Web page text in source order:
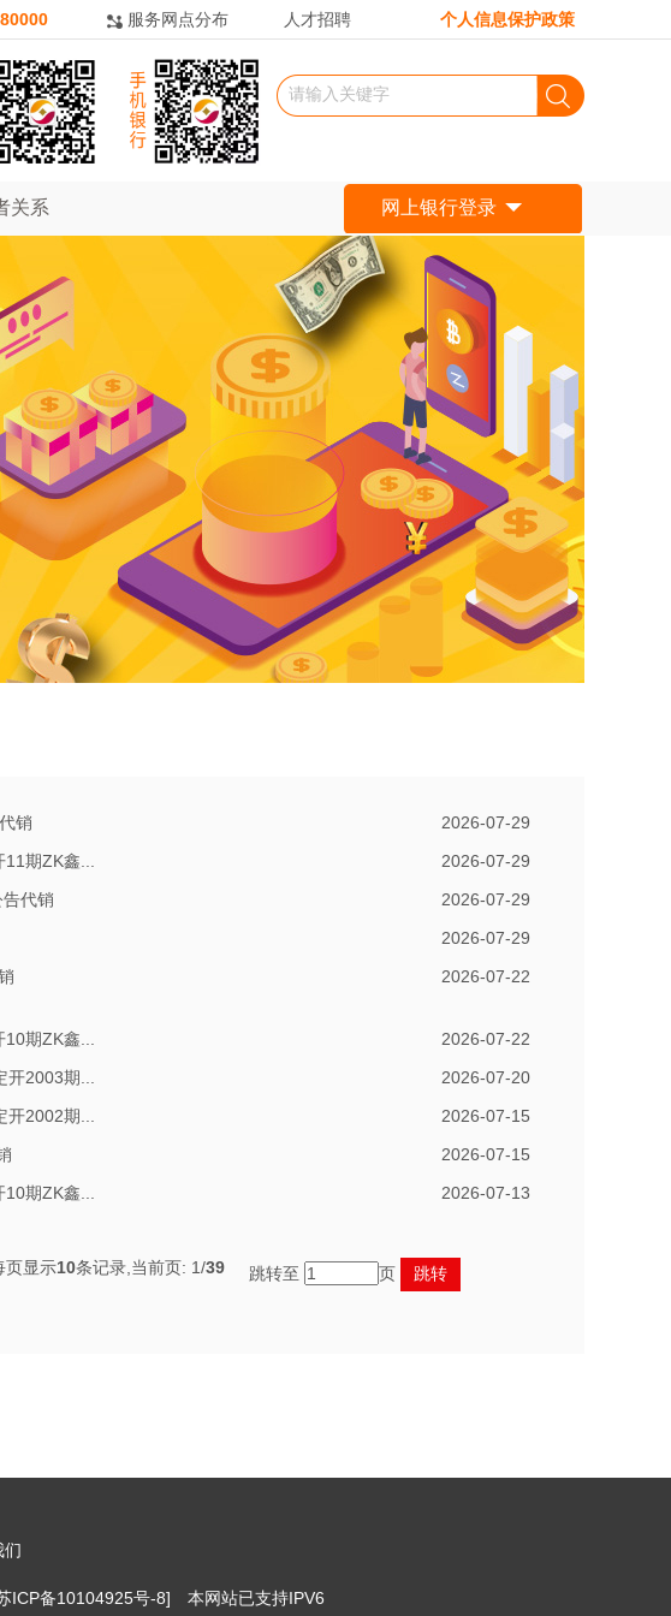
服务网点分布 人才招聘 个人信息保护政策
关系 网上银行登录
销
2026-07-29
期ZK鑫...
2026-07-29
代销
2026-07-29
2026-07-29
2026-07-22
期ZK鑫...
2026-07-22
2003期...
2026-07-20
2002期...
2026-07-15
2026-07-15
期ZK鑫...
2026-07-13
页显示10条记录,当前页: 1/39 跳转至 页
们
ICP备10104925号-8] 本网站已支持IPV6